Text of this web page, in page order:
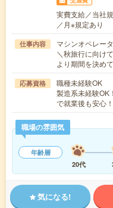
実費支給／当社
／月※規定あり
仕事内容
マシンオペレー
＼秋旅行に向けて
より期間を決め
応募資格
職種未経験OK
製造系未経験OK
で就業後も安心
職場の雰囲気
年齢層
20代
気になる!